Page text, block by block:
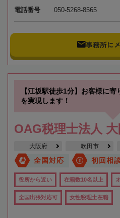
電話番号 050-5268-8565
事務所に
【江坂駅徒歩1分】お客様に
を実現します！
OAG税理士法人 大
大阪府 吹田市
全国対応 初回相
役所から近い 在籍数10名以上
全国出張対応可 女性税理士在籍